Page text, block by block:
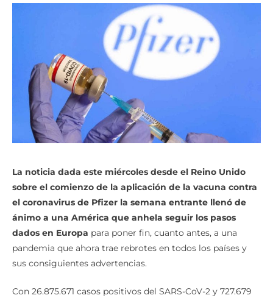
La noticia dada este miércoles desde el Reino Unido
sobre el comienzo de la aplicación de la vacuna contra
el coronavirus de Pfizer la semana entrante llenó de
ánimo a una América que anhela seguir los pasos
dados en Europa para poner fin, cuanto antes, a una
pandemia que ahora trae rebrotes en todos los países y
sus consiguientes advertencias.
Con 26.875.671 casos positivos del SARS-CoV-2 y 727.679